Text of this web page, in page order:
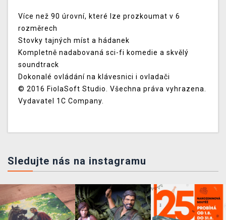
Více než 90 úrovní, které lze prozkoumat v 6
rozměrech
Stovky tajných míst a hádanek
Kompletně nadabovaná sci-fi komedie a skvělý
soundtrack
Dokonalé ovládání na klávesnici i ovladači
© 2016 FiolaSoft Studio. Všechna práva vyhrazena.
Vydavatel 1C Company.
Sledujte nás na instagramu